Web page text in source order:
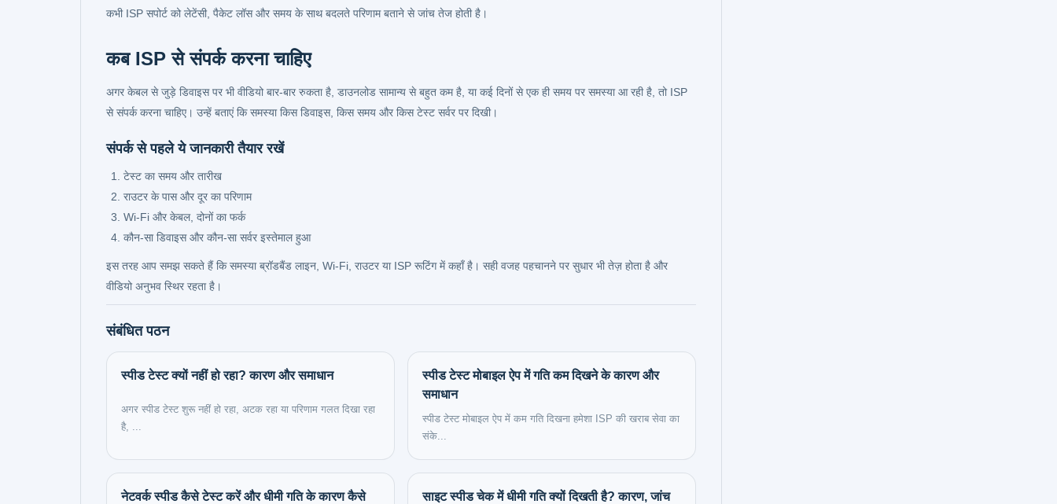
कभी ISP सपोर्ट को लेटेंसी, पैकेट लॉस और समय के साथ बदलते परिणाम बताने से जांच तेज होती है।
कब ISP से संपर्क करना चाहिए
अगर केबल से जुड़े डिवाइस पर भी वीडियो बार-बार रुकता है, डाउनलोड सामान्य से बहुत कम है, या कई दिनों से एक ही समय पर समस्या आ रही है, तो ISP
से संपर्क करना चाहिए। उन्हें बताएं कि समस्या किस डिवाइस, किस समय और किस टेस्ट सर्वर पर दिखी।
संपर्क से पहले ये जानकारी तैयार रखें
टेस्ट का समय और तारीख
राउटर के पास और दूर का परिणाम
Wi-Fi और केबल, दोनों का फर्क
कौन-सा डिवाइस और कौन-सा सर्वर इस्तेमाल हुआ
इस तरह आप समझ सकते हैं कि समस्या ब्रॉडबैंड लाइन, Wi-Fi, राउटर या ISP रूटिंग में कहाँ है। सही वजह पहचानने पर सुधार भी तेज़ होता है और
वीडियो अनुभव स्थिर रहता है।
संबंधित पठन
स्पीड टेस्ट क्यों नहीं हो रहा? कारण और समाधान
अगर स्पीड टेस्ट शुरू नहीं हो रहा, अटक रहा या परिणाम गलत दिखा रहा
है, ...
स्पीड टेस्ट मोबाइल ऐप में गति कम दिखने के कारण और
समाधान
स्पीड टेस्ट मोबाइल ऐप में कम गति दिखना हमेशा ISP की खराब सेवा का
संके...
नेटवर्क स्पीड कैसे टेस्ट करें और धीमी गति के कारण कैसे
साइट स्पीड चेक में धीमी गति क्यों दिखती है? कारण, जांच